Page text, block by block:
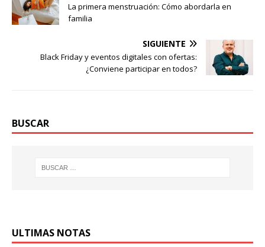
La primera menstruación: Cómo abordarla en
familia
SIGUIENTE
Black Friday y eventos digitales con ofertas:
¿Conviene participar en todos?
BUSCAR
ULTIMAS NOTAS